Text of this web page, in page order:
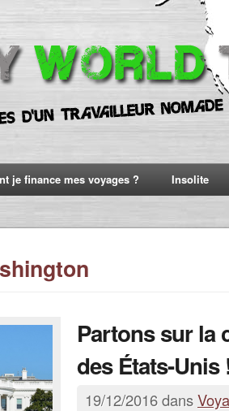
je finance mes voyages ? Insolite
Partons sur la
des États-Unis
19/12/2016 dans